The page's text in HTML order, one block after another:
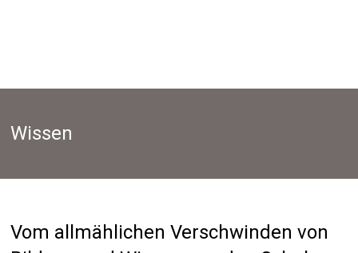
Wissen
Vom allmählichen Verschwinden von